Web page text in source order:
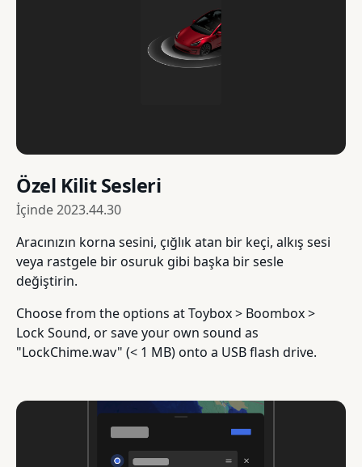
Özel Kilit Sesleri
İçinde2023.44.30
Aracınızın korna sesini, çığlık atan bir keçi, alkış sesi
veya rastgele bir osuruk gibi başka bir sesle
değiştirin.
Choose from the options at Toybox > Boombox >
Lock Sound, or save your own sound as
"LockChime.wav" (< 1 MB) onto a USB flash drive.